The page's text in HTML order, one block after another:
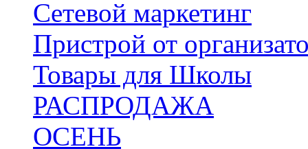
Сетевой маркетинг
Пристрой от
Товары для Школы
РАСПРОДАЖА
ОСЕНЬ